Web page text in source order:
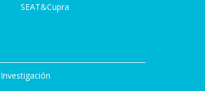
SEAT&Cupra
Investigación